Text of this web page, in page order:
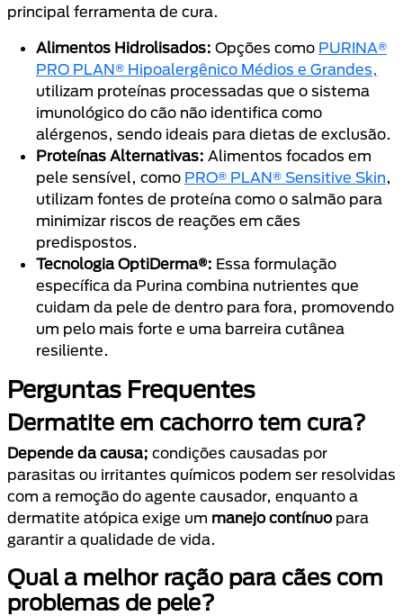
principal ferramenta de cura.
Alimentos Hidrolisados: Opções como PURINA®
PRO PLAN® Hipoalergênico Médios e Grandes,
utilizam proteínas processadas que o sistema
imunológico do cão não identifica como
alérgenos, sendo ideais para dietas de exclusão.
Proteínas Alternativas: Alimentos focados em
pele sensível, como PRO® PLAN® Sensitive Skin,
utilizam fontes de proteína como o salmão para
minimizar riscos de reações em cães
predispostos.
Tecnologia OptiDerma®: Essa formulação
específica da Purina combina nutrientes que
cuidam da pele de dentro para fora, promovendo
um pelo mais forte e uma barreira cutânea
resiliente.
Perguntas Frequentes
Dermatite em cachorro tem cura?
Depende da causa; condições causadas por
parasitas ou irritantes químicos podem ser resolvidas
com a remoção do agente causador, enquanto a
dermatite atópica exige um manejo contínuopara
garantir a qualidade de vida.
Qual a melhor ração para cães com
problemas de pele?